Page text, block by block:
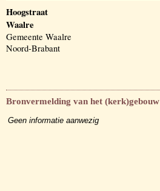
Hoogstraat
Waalre
Gemeente Waalre
Noord-Brabant
Bronvermelding van het (kerk)gebouw
Geen informatie aanwezig